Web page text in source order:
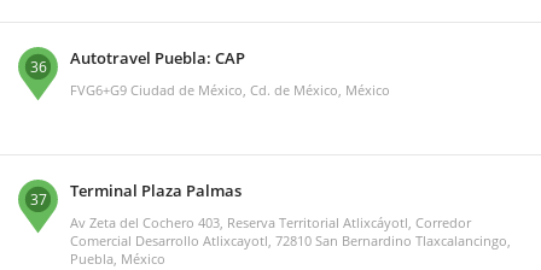
36 Autotravel Puebla: CAP
FVG6+G9 Ciudad de México, Cd. de México, México
37 Terminal Plaza Palmas
Av Zeta del Cochero 403, Reserva Territorial Atlixcáyotl, Corredor
Comercial Desarrollo Atlixcayotl, 72810 San Bernardino Tlaxcalancingo,
Puebla, México